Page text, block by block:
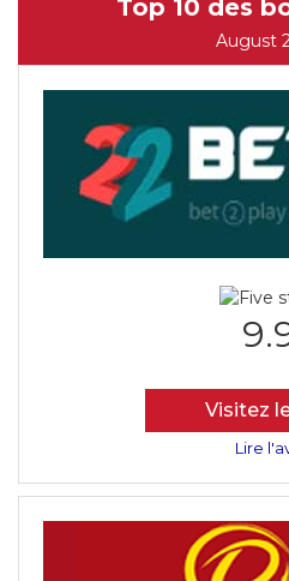
Top 10 des
August
Visitez
Lire